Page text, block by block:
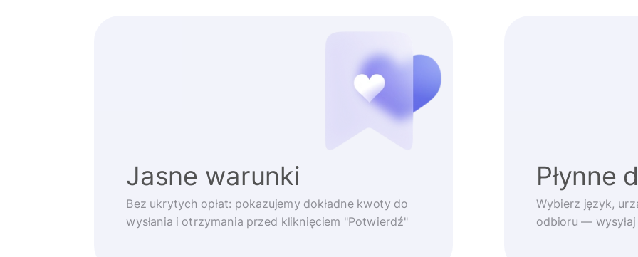
Jasne warunki
Bez ukrytych opłat: pokazujemy dokładne kwoty do
wysłania i otrzymania przed kliknięciem "Potwierdź"
Płynne
Wybierz język,
odbioru —